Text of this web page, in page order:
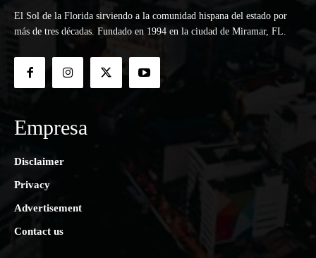
El Sol de la Florida sirviendo a la comunidad hispana del estado por
más de tres décadas. Fundado en 1994 en la ciudad de Miramar, FL.
Empresa
Disclaimer
Privacy
Advertisement
Contact us